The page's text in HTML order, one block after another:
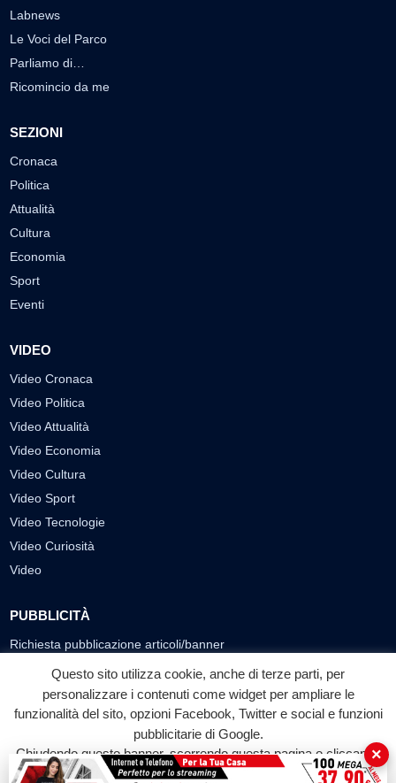
Labnews
Le Voci del Parco
Parliamo di…
Ricomincio da me
SEZIONI
Cronaca
Politica
Attualità
Cultura
Economia
Sport
Eventi
VIDEO
Video Cronaca
Video Politica
Video Attualità
Video Economia
Video Cultura
Video Sport
Video Tecnologie
Video Curiosità
Video
PUBBLICITÀ
Richiesta pubblicazione articoli/banner
SEGUICI SUI SOCIAL
f
Facebook
◎ ▶
YouTube
Questo sito utilizza cookie, anche di terze parti, per
personalizzare i contenuti come widget per ampliare le
funzionalità del sito, opzioni Facebook, Twitter e social e funzioni
pubblicitarie di Google.
Chiudendo questo banner, scorrendo questa pagina o cliccando
su qualunque suo elemento acconsenti all'uso dei cookie.
×